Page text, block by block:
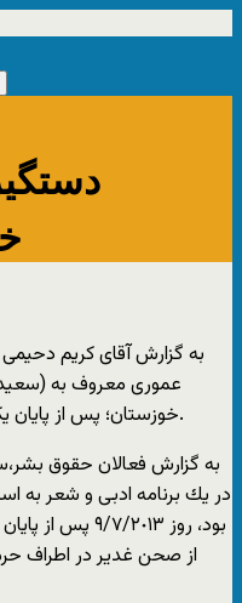
به گزارش آقای کریم
عموری معروف به
خوزستان؛ پس از پایان یک مناظره ادبی در مشهد؛ بازداشت شد.
به گزارش فعالان حقوق
در یك برنامه ادبی و شعر
بود، روز ٩/٧/
از صحن غدیر در اطراف